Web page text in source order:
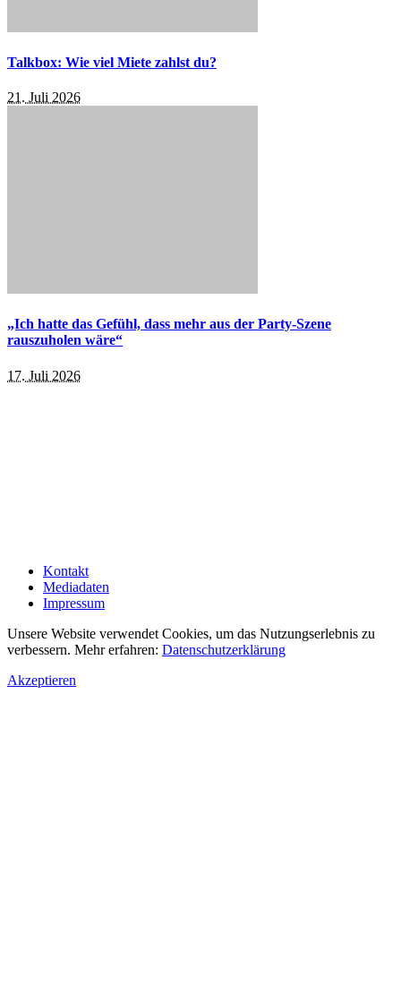
Talkbox: Wie viel Miete zahlst du?
21. Juli 2026
„Ich hatte das Gefühl, dass mehr aus der Party-Szene
rauszuholen wäre“
17. Juli 2026
Kontakt
Mediadaten
Impressum
Unsere Website verwendet Cookies, um das Nutzungserlebnis zu
verbessern. Mehr erfahren: Datenschutzerklärung
Akzeptieren